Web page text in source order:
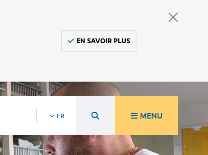
EN SAVOIR PLUS
FR MENU